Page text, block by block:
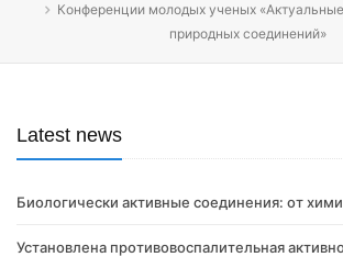
Конференции молодых ученых
природных соединений»
Latest news
Биологически активные соединения: от
Установлена противовоспалительная